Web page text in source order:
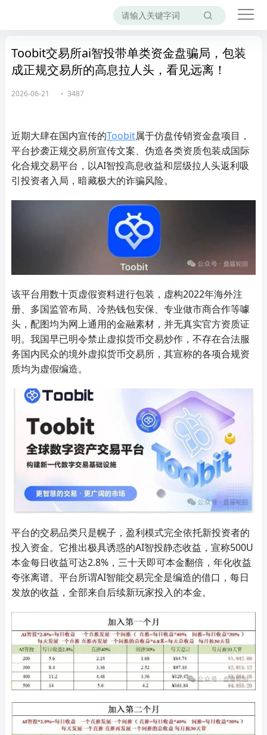
Toobit交易所ai智投带单类资金盘骗局，包装
成正规交易所的高息拉人头，看见远离！
2026-06-21 3487
近期大肆在国内宣传的Toobit属于仿盘传销资金盘项目，
平台抄袭正规交易所宣传文案、伪造各类资质包装成国际
化合规交易平台，以AI智投高息收益和层级拉人头返利吸
引投资者入局，暗藏极大的诈骗风险。
该平台用数十页虚假资料进行包装，虚构2022年海外注
册、多国监管布局、冷热钱包安保、专业做市商合作等噱
头，配图均为网上通用的金融素材，并无真实官方资质证
明。我国早已明令禁止虚拟货币交易炒作，不存在合法服
务国内民众的境外虚拟货币交易所，其宣称的各项合规资
质均为虚假编造。
平台的交易品类只是幌子，盈利模式完全依托新投资者的
投入资金。它推出极具诱惑的AI智投静态收益，宣称500U
本金每日收益可达2.8%，三十天即可本金翻倍，年化收益
夸张离谱。平台所谓AI智能交易完全是编造的借口，每日
发放的收益，全部来自后续新玩家投入的本金。